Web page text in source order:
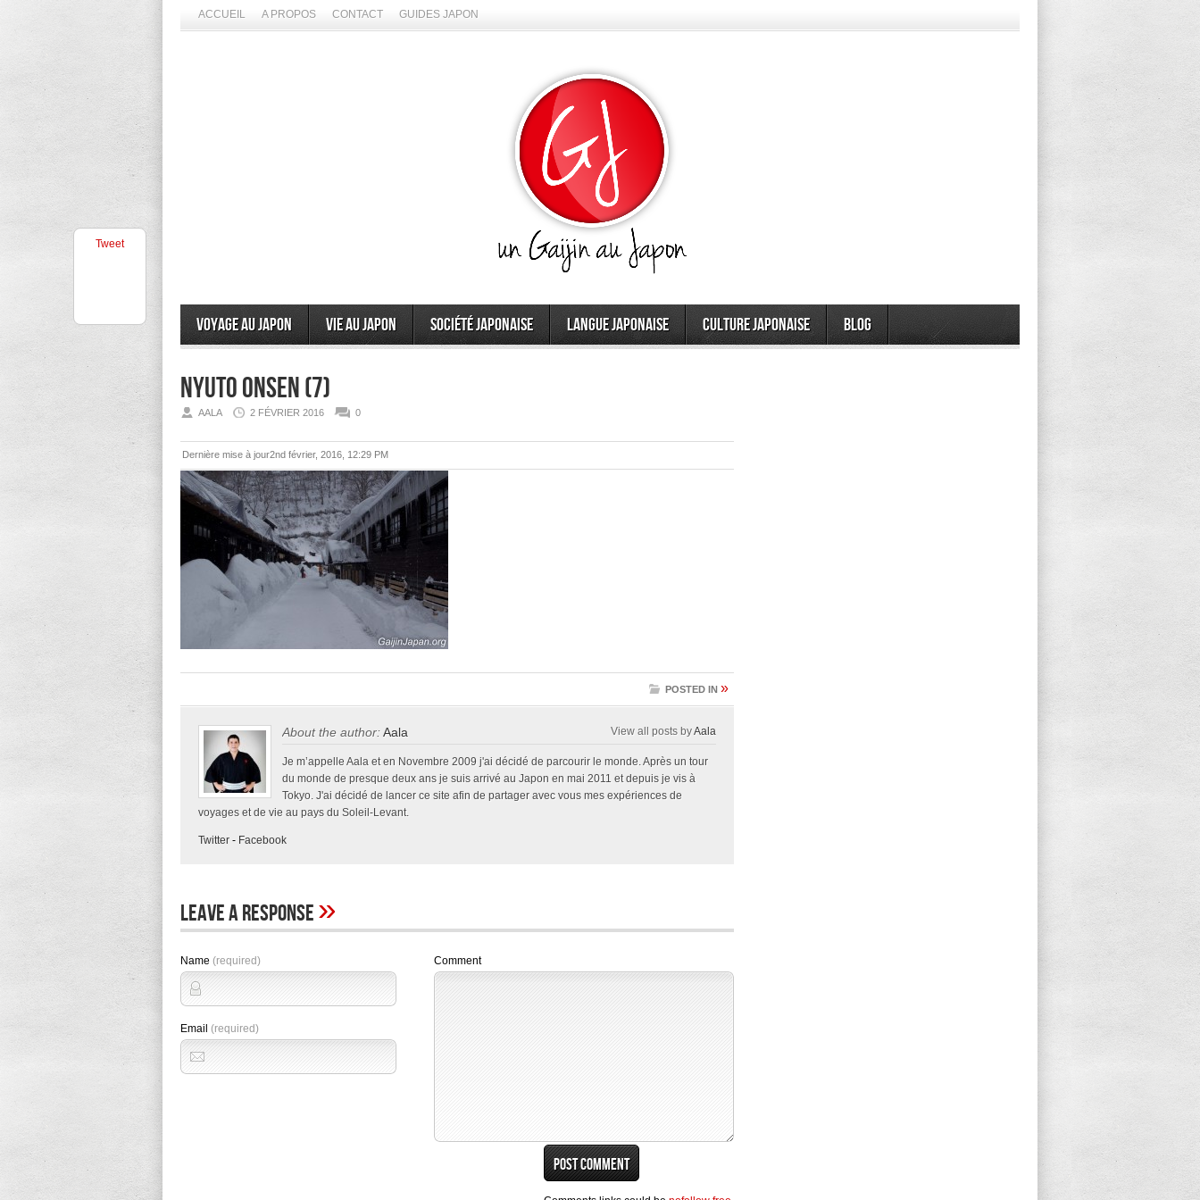
ACCUEIL A PROPOS CONTACT GUIDES JAPON
Voyage au Japon Vie au Japon Société japonaise Langue japonaise Culture japonaise Blog
Nyuto Onsen (7)
AALA 2 FÉVRIER 2016 0
Dernière mise à jour2nd février, 2016, 12:29 PM
Tweet
POSTED IN »
About the author:Aala View all posts byAala
Je m’appelle Aala et en Novembre 2009 j'ai décidé de parcourir le monde. Après un tour
du monde de presque deux ans je suis arrivé au Japon en mai 2011 et depuis je vis à
Tokyo. J'ai décidé de lancer ce site afin de partager avec vous mes expériences de
voyages et de vie au pays du Soleil-Levant.
Twitter - Facebook
Leave A Response»
Name (required)
Email (required)
Comment